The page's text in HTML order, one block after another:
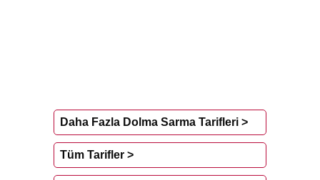
Daha Fazla Dolma Sarma Tarifleri >
Tüm Tarifler >